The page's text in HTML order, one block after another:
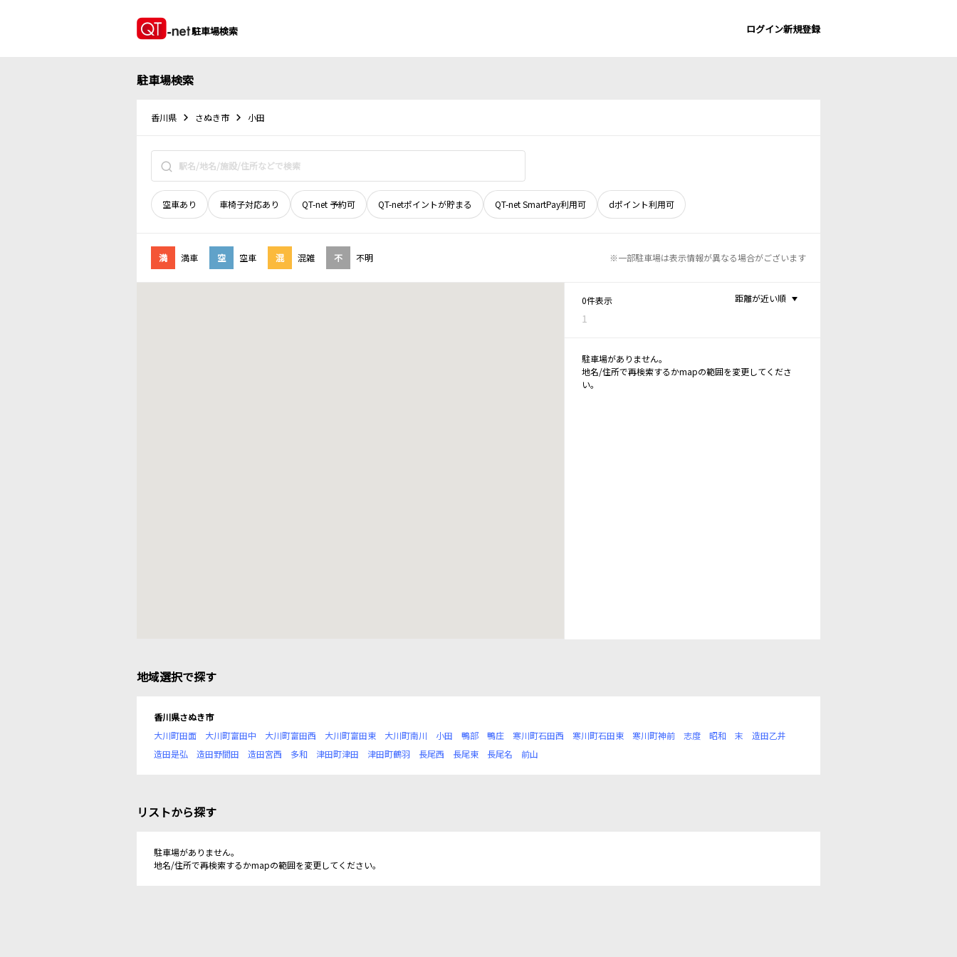
駐車場検索 ログイン新規登録
駐車場検索
香川県 さぬき市 小田
空車あり 車椅子対応あり QT-net 予約可 QT-netポイントが貯まる QT-net SmartPay利用可 dポイント利用可
満 満車 空 空車 混 混雑 不 不明 ※一部駐車場は表示情報が異なる場合がございます
0件表示
1
距離が近い順
駐車場がありません。
地名/住所で再検索するかmapの範囲を変更してくださ
い。
地域選択で探す
香川県さぬき市
大川町田面
大川町富田中 大川町富田西 大川町富田東 大川町南川 小田 鴨部 鴨庄 寒川町石田西 寒川町石田東 寒川町神前 志度 昭和 末
造田乙井
造田是弘
造田野間田 造田宮西 多和 津田町津田 津田町鶴羽 長尾西 長尾東 長尾名 前山
リストから探す
駐車場がありません。
地名/住所で再検索するかmapの範囲を変更してください。